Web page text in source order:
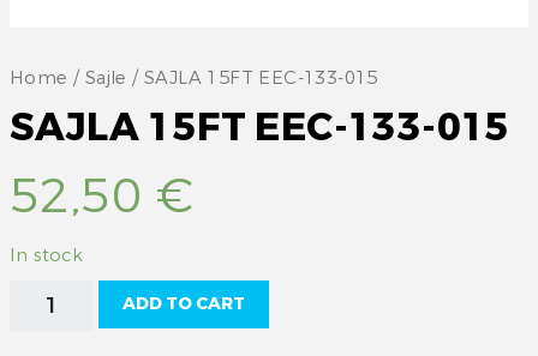
Home / Sajle / SAJLA 15FT EEC-133-015
SAJLA 15FT EEC-133-015
52,50 €
In stock
SAJLA
15FT
ADD TO CART